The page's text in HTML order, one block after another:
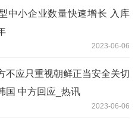
中小企业数量快速增长 入库
2023-06-06
不应只重视朝鲜正当安全关切
国 中方回应_热讯
2023-06-06